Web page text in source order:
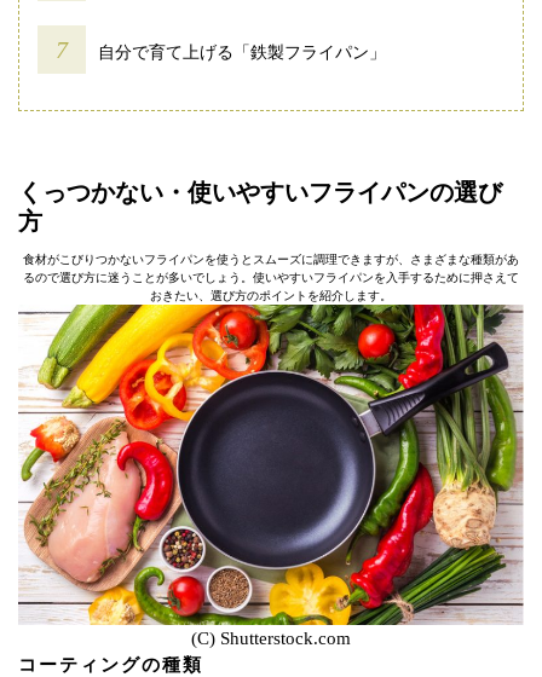
自分で育て上げる「鉄製フライパン」
くっつかない・使いやすいフライパンの選び
方
食材がこびりつかないフライパンを使うとスムーズに調理できますが、さまざまな種類があ
るので選び方に迷うことが多いでしょう。使いやすいフライパンを入手するために押さえて
おきたい、選び方のポイントを紹介します。
(C) Shutterstock.com
コーティングの種類